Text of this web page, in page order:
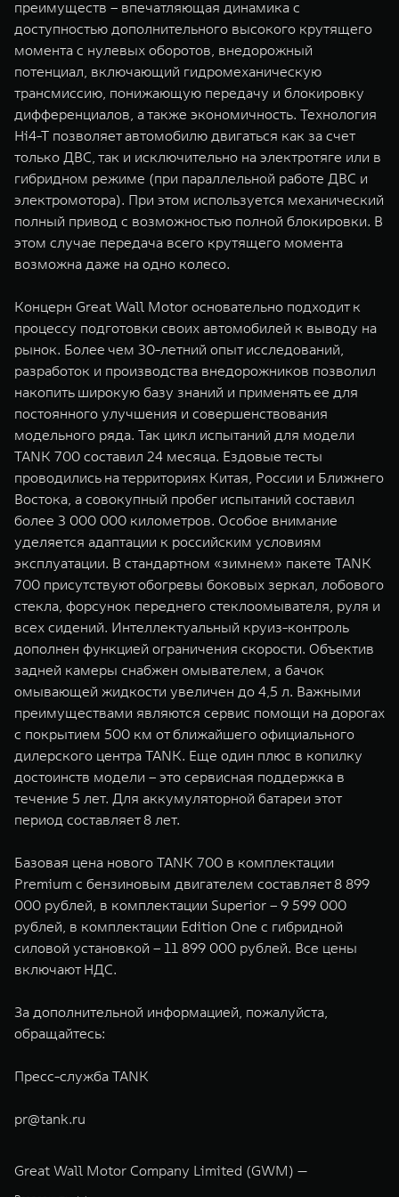
преимуществ – впечатляющая динамика с
доступностью дополнительного высокого крутящего
момента с нулевых оборотов, внедорожный
потенциал, включающий гидромеханическую
трансмиссию, понижающую передачу и блокировку
дифференциалов, а также экономичность. Технология
Hi4-T позволяет автомобилю двигаться как за счет
только ДВС, так и исключительно на электротяге или в
гибридном режиме (при параллельной работе ДВС и
электромотора). При этом используется механический
полный привод с возможностью полной блокировки. В
этом случае передача всего крутящего момента
возможна даже на одно колесо.
Концерн Great Wall Motor основательно подходит к
процессу подготовки своих автомобилей к выводу на
рынок. Более чем 30-летний опыт исследований,
разработок и производства внедорожников позволил
накопить широкую базу знаний и применять ее для
постоянного улучшения и совершенствования
модельного ряда. Так цикл испытаний для модели
TANK 700 составил 24 месяца. Ездовые тесты
проводились на территориях Китая, России и Ближнего
Востока, а совокупный пробег испытаний составил
более 3 000 000 километров. Особое внимание
уделяется адаптации к российским условиям
эксплуатации. В стандартном «зимнем» пакете TANK
700 присутствуют обогревы боковых зеркал, лобового
стекла, форсунок переднего стеклоомывателя, руля и
всех сидений. Интеллектуальный круиз-контроль
дополнен функцией ограничения скорости. Объектив
задней камеры снабжен омывателем, а бачок
омывающей жидкости увеличен до 4,5 л. Важными
преимуществами являются сервис помощи на дорогах
с покрытием 500 км от ближайшего официального
дилерского центра TANK. Еще один плюс в копилку
достоинств модели – это сервисная поддержка в
течение 5 лет. Для аккумуляторной батареи этот
период составляет 8 лет.
Базовая цена нового TANK 700 в комплектации
Premium с бензиновым двигателем составляет 8 899
000 рублей, в комплектации Superior – 9 599 000
рублей, в комплектации Edition One с гибридной
силовой установкой – 11 899 000 рублей. Все цены
включают НДС.
За дополнительной информацией, пожалуйста,
обращайтесь:
Пресс-служба TANK
pr@tank.ru
Great Wall Motor Company Limited (GWM) —